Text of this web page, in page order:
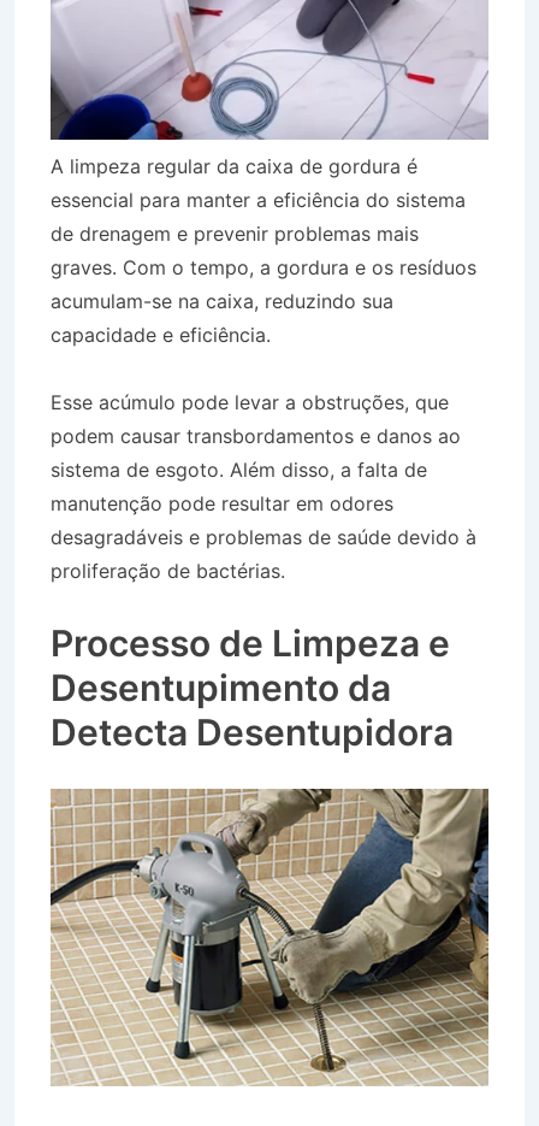
A limpeza regular da caixa de gordura é
essencial para manter a eficiência do sistema
de drenagem e prevenir problemas mais
graves. Com o tempo, a gordura e os resíduos
acumulam-se na caixa, reduzindo sua
capacidade e eficiência.
Esse acúmulo pode levar a obstruções, que
podem causar transbordamentos e danos ao
sistema de esgoto. Além disso, a falta de
manutenção pode resultar em odores
desagradáveis e problemas de saúde devido à
proliferação de bactérias.
Processo de Limpeza e
Desentupimento da
Detecta Desentupidora